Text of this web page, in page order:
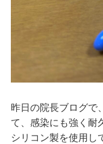
昨日の院長ブログで
て、感染にも強く耐
シリコン製を使用し